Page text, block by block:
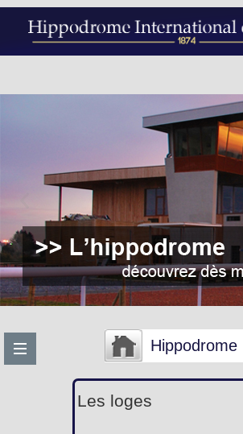
Hippodrome
Les loges